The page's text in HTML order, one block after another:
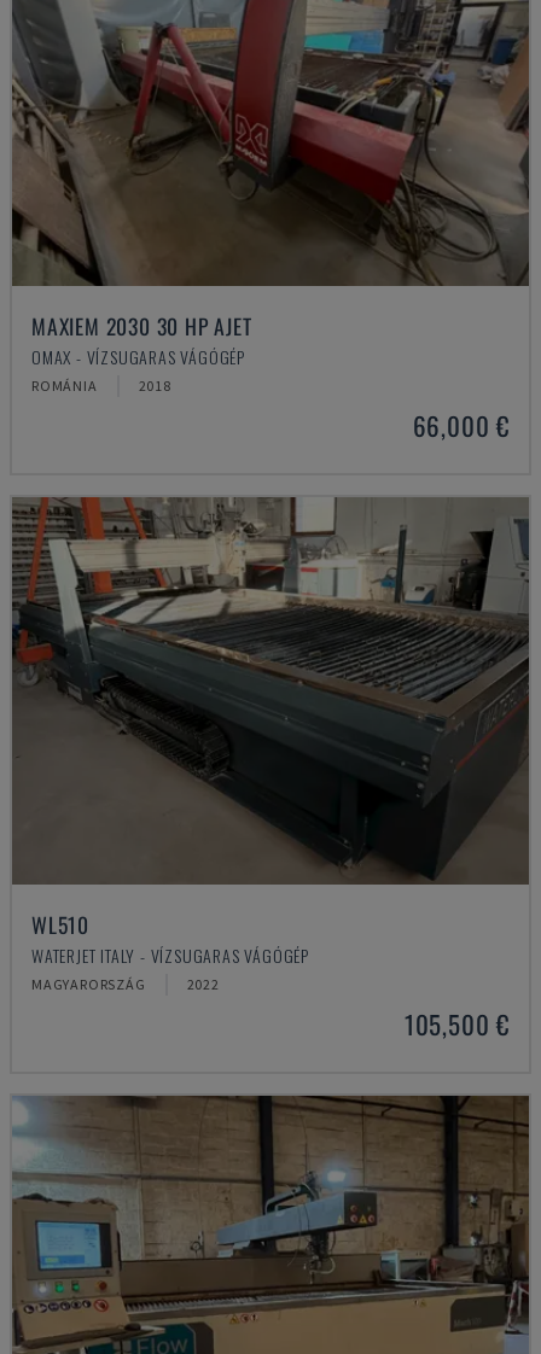
MAXIEM 2030 30 HP AJET
OMAX - VÍZSUGARAS VÁGÓGÉP
ROMÁNIA 2018
66,000 €
WL510
WATERJET ITALY - VÍZSUGARAS VÁGÓGÉP
MAGYARORSZÁG 2022
105,500 €